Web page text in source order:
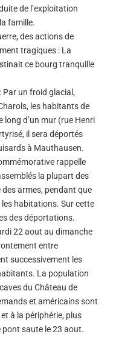
de l’exploitation
famille.
des actions de
tragiques : La
ce bourg tranquille
: Par un froid glacial,
les habitants de
long d’un mur (rue Henri
il sera déportés
à Mauthausen.
rappelle
la plupart des
armes, pendant que
les habitations. Sur cette
des déportations.
22 aout au dimanche
entre
successivement les
La population
du Château de
et américains sont
à la périphérie, plus
saute le 23 aout.